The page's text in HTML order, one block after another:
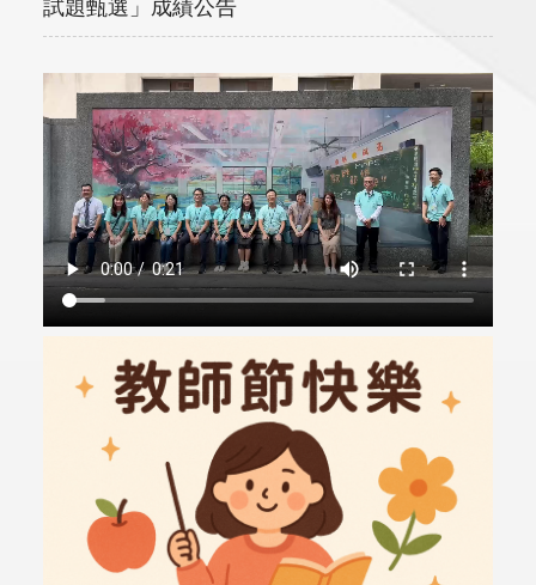
試題甄選」成績公告